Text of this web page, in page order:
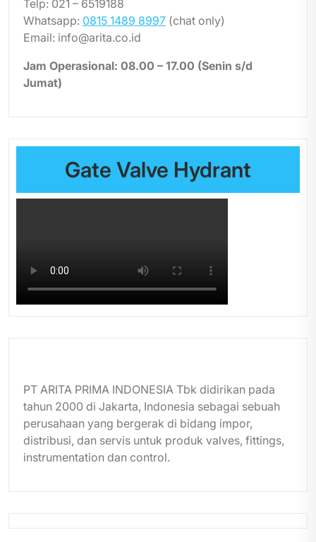
Telp: 021 – 6519188
Whatsapp: 0815 1489 8997 (chat only)
Email: info@arita.co.id
Jam Operasional: 08.00 – 17.00 (Senin s/d
Jumat)
Gate Valve Hydrant
PT ARITA PRIMA INDONESIA Tbk didirikan pada
tahun 2000 di Jakarta, Indonesia sebagai sebuah
perusahaan yang bergerak di bidang impor,
distribusi, dan servis untuk produk valves, fittings,
instrumentation dan control.